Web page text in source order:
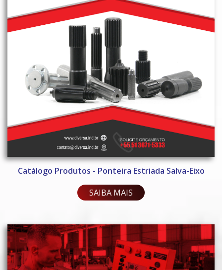
Catálogo Produtos - Ponteira Estriada Salva-Eixo
SAIBA MAIS